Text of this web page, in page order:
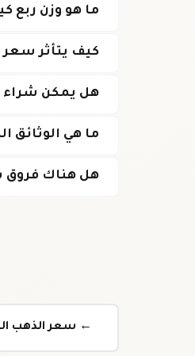
ما هو وزن ربع
كيف يتأثر سعر ربع
هل يمكن شراء
ما هي الوثائق
هل هناك فروق
← سعر الذهب